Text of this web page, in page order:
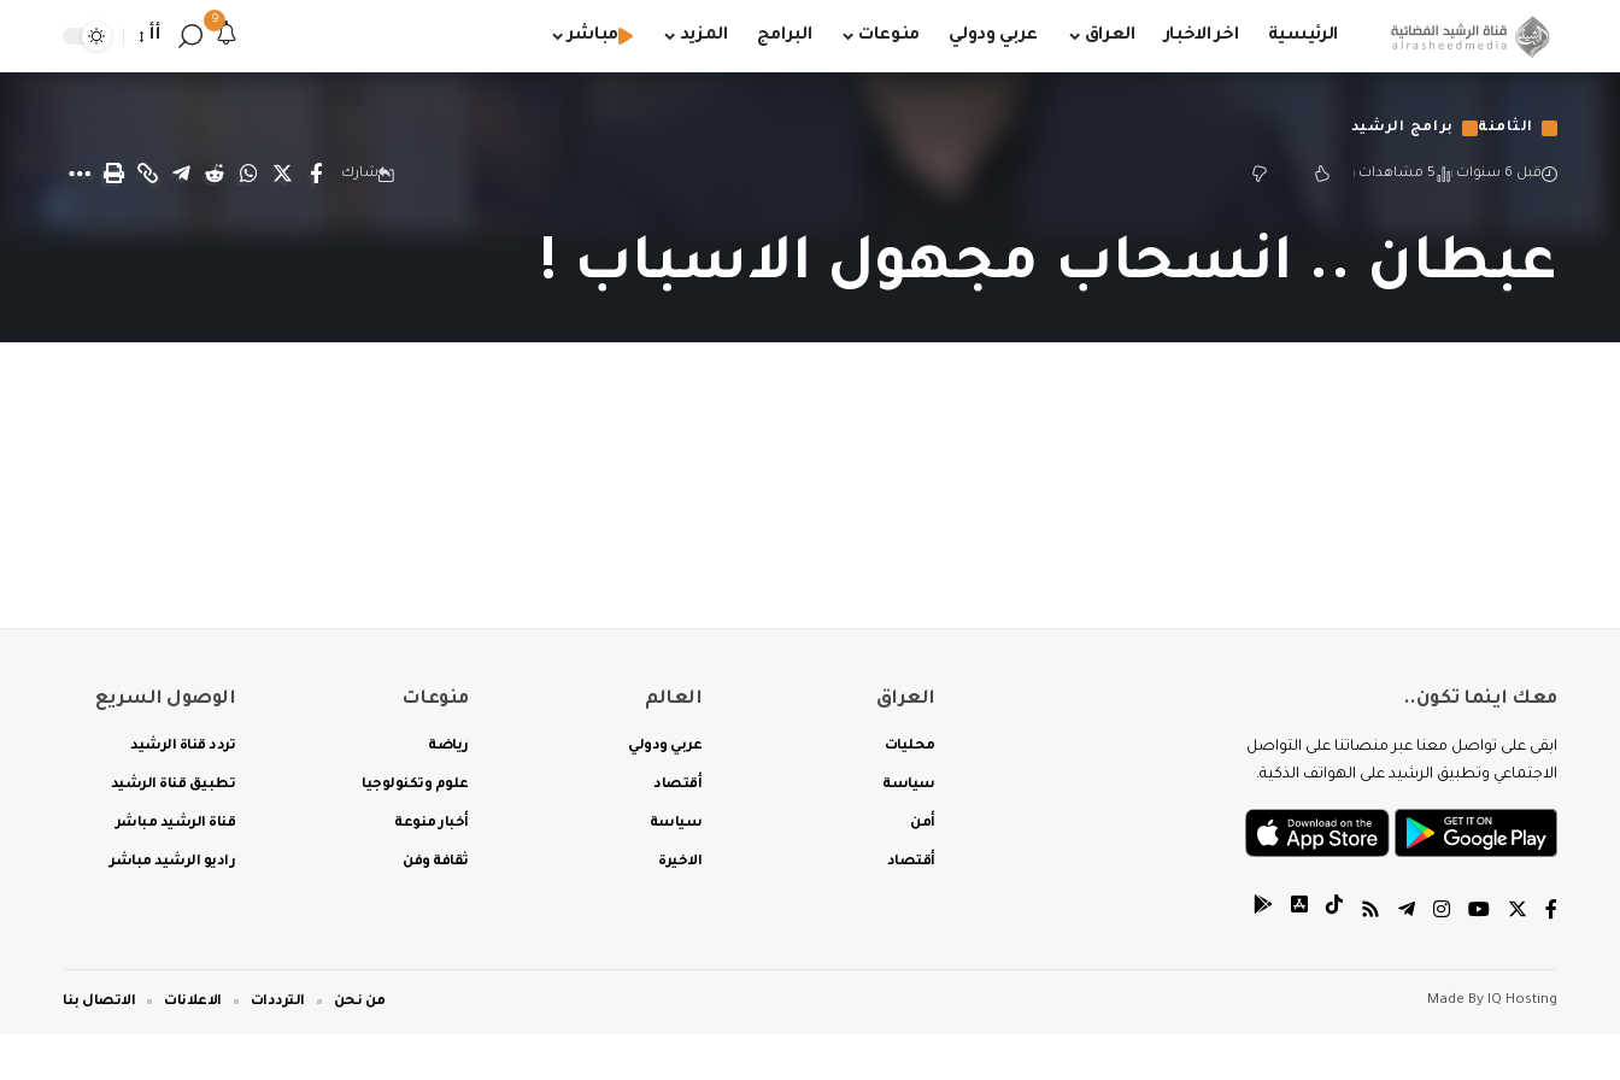
الرئيسية اخر الاخبار العراق عربي ودولي منوعات البرامج المزيد مباشر
9
أأ
الثامنة برامج الرشيد
قبل 6 سنوات 5 مشاهدات شارك
عبطان .. انسحاب مجهول الاسباب !
معك اينما تكون..
ابقى على تواصل معنا عبر منصاتنا على التواصل
الاجتماعي وتطبيق الرشيد على الهواتف الذكية.
العراق
محليات
سياسة
أمن
أقتصاد
العالم
عربي ودولي
أقتصاد
سياسة
الاخيرة
منوعات
رياضة
علوم وتكنولوجيا
أخبار منوعة
ثقافة وفن
الوصول السريع
تردد قناة الرشيد
تطبيق قناة الرشيد
قناة الرشيد مباشر
راديو الرشيد مباشر
Made By IQ Hosting من نحن الترددات الاعلانات الاتصال بنا